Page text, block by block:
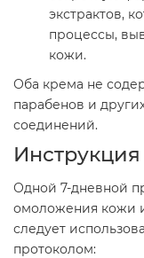
экстрактов,
процессы,
кожи.
Оба крема не
парабенов и
соединений.
Одной 7-дневной
омоложения кожи
следует
протоколом: